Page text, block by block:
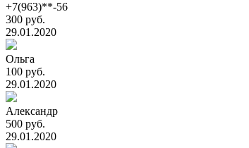
+7(963)**-56
300 руб.
29.01.2020
Ольга
100 руб.
29.01.2020
Александр
500 руб.
29.01.2020